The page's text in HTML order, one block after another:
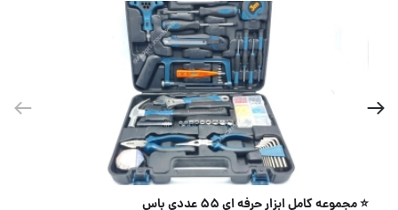
شابلون نصب دستگیره